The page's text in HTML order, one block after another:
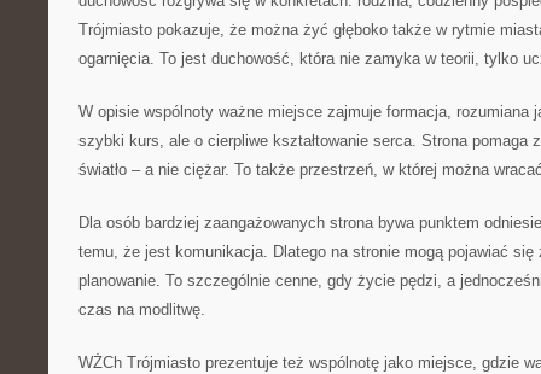
Trójmiasto pokazuje, że można żyć głęboko także w rytmie
ogarnięcia. To jest duchowość, która nie zamyka w teorii, tylko
W opisie wspólnoty ważne miejsce zajmuje formacja, rozumiana
szybki kurs, ale o cierpliwe kształtowanie serca. Strona pomaga
światło – a nie ciężar. To także przestrzeń, w której można
Dla osób bardziej zaangażowanych strona bywa punktem
temu, że jest komunikacja. Dlatego na stronie mogą pojawiać się
planowanie. To szczególnie cenne, gdy życie pędzi, a
czas na modlitwę.
WŻCh Trójmiasto prezentuje też wspólnotę jako miejsce, gdzie